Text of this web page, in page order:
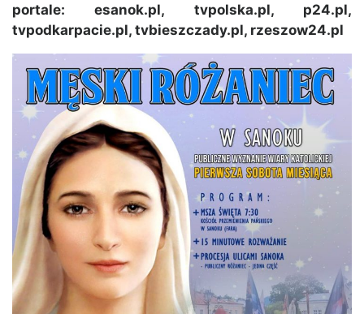
portale: esanok.pl, tvpolska.pl, p24.pl,
tvpodkarpacie.pl, tvbieszczady.pl, rzeszow24.pl